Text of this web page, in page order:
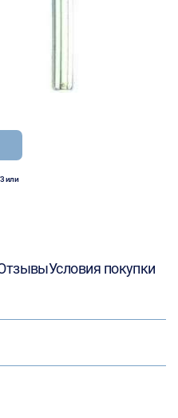
или
Условия покупки